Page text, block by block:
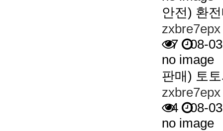
안전) 환
zxbre7epx
7 08-03
no image
판매) 토
zxbre7epx
4 08-03
no image